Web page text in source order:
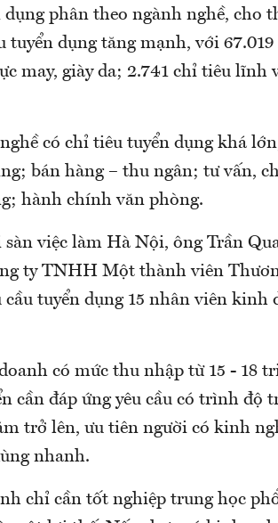
phân theo ngành nghề, cho
tuyển dụng tăng mạnh, với
may, giày da; 2.741 chỉ tiêu lĩnh
có chỉ tiêu tuyển dụng khá
bán hàng – thu ngân; tư vấn,
hành chính văn phòng.
việc làm Hà Nội, ông Trần
ty TNHH Một thành viên
tuyển dụng 15 nhân viên kinh
có mức thu nhập từ 15 - 18
cần đáp ứng yêu cầu có trình độ
trở lên, ưu tiên người có kinh
nhanh.
chỉ cần tốt nghiệp trung học